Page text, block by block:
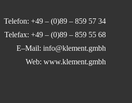
Telefon: +49 – (0)89 – 859 57 34
Telefax: +49 – (0)89 – 859 55 68
E–Mail: info@klement.gmbh
Web: www.klement.gmbh